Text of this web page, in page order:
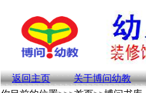
返回主页 关于博问幼教